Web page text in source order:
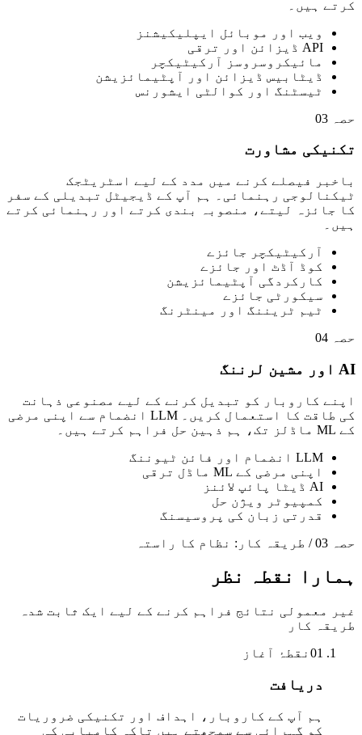
کرتے ہیں۔
ویب اور موبائل ایپلیکیشنز
API ڈیزائن اور ترقی
مائیکروسروسز آرکیٹیکچر
ڈیٹابیس ڈیزائن اور آپٹیمائزیشن
ٹیسٹنگ اور کوالٹی ایشورنس
حصہ 03
تکنیکی مشاورت
باخبر فیصلے کرنے میں مدد کے لیے اسٹریٹجک
ٹیکنالوجی رہنمائی۔ ہم آپ کے ڈیجیٹل تبدیلی کے سفر
کا جائزہ لیتے، منصوبہ بندی کرتے اور رہنمائی کرتے
ہیں۔
آرکیٹیکچر جائزے
کوڈ آڈٹ اور جائزے
کارکردگی آپٹیمائزیشن
سیکورٹی جائزے
ٹیم ٹریننگ اور مینٹرنگ
حصہ 04
AI اور مشین لرننگ
اپنے کاروبار کو تبدیل کرنے کے لیے مصنوعی ذہانت
کی طاقت کا استعمال کریں۔ LLM انضمام سے اپنی مرضی
کے ML ماڈلز تک، ہم ذہین حل فراہم کرتے ہیں۔
LLM انضمام اور فائن ٹیوننگ
اپنی مرضی کے ML ماڈل ترقی
AI ڈیٹا پائپ لائنز
کمپیوٹر ویژن حل
قدرتی زبان کی پروسیسنگ
حصہ 03 / طریقہ کار: نظام کا راستہ
ہمارا نقطہ نظر
غیر معمولی نتائج فراہم کرنے کے لیے ایک ثابت شدہ
طریقہ کار
01 نقطۂ آغاز
دریافت
ہم آپ کے کاروبار، اہداف اور تکنیکی ضروریات
کو گہرائی سے سمجھتے ہیں تاکہ کامیابی کی